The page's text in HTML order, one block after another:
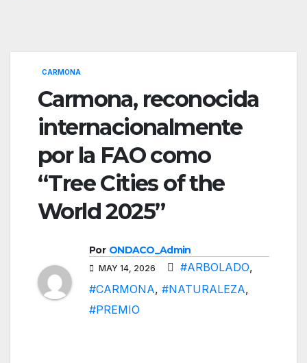
CARMONA
Carmona, reconocida
internacionalmente
por la FAO como
“Tree Cities of the
World 2025”
Por ONDACO_Admin
MAY 14, 2026 #ARBOLADO,
#CARMONA, #NATURALEZA,
#PREMIO